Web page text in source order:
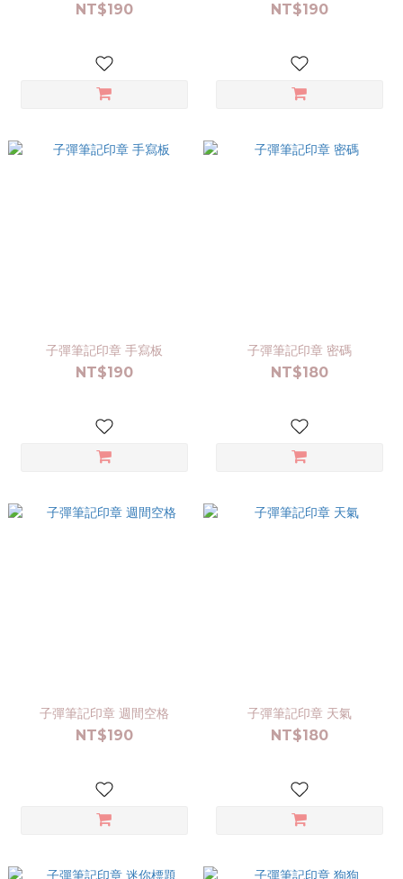
NT$190 NT$190
子彈筆記印章 手寫板
NT$190
子彈筆記印章 密碼
NT$180
子彈筆記印章 週間空格
NT$190
子彈筆記印章 天氣
NT$180